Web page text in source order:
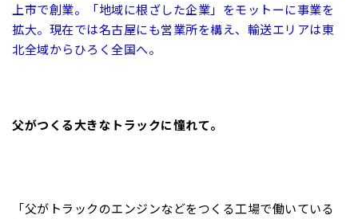
上市で創業。「地域に根ざした企業」をモットーに事業を
拡大。現在では名古屋にも営業所を構え、輸送エリアは東
北全域からひろく全国へ。
父がつくる大きなトラックに憧れて。
「父がトラックのエンジンなどをつくる工場で働いている